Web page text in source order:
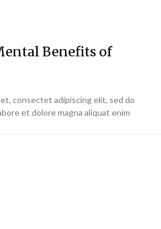
Benefits of
consectet adipiscing elit, sed do
et dolore magna aliquat enim